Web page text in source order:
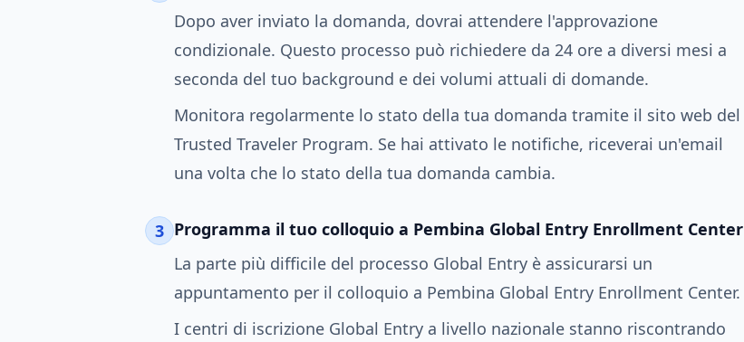
Dopo aver inviato la domanda, dovrai attendere l'approvazione
condizionale. Questo processo può richiedere da 24 ore a diversi mesi a
seconda del tuo background e dei volumi attuali di domande.
Monitora regolarmente lo stato della tua domanda tramite il sito web del
Trusted Traveler Program. Se hai attivato le notifiche, riceverai un'email
una volta che lo stato della tua domanda cambia.
3 Programma il tuo colloquio a Pembina Global Entry Enrollment Center
La parte più difficile del processo Global Entry è assicurarsi un
appuntamento per il colloquio a Pembina Global Entry Enrollment Center.
I centri di iscrizione Global Entry a livello nazionale stanno riscontrando